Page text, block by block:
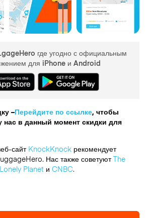
где угодно с официальным
для iPhone и Android
–Перейдите по ссылке, чтобы
нас в данный момент скидки для
сайт KnockKnockрекомендует
Нас также советуютThe
Lonely Planetи CNBC.